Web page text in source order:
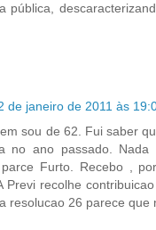
pública,
de janeiro de 2011 às
sou de 62. Fui saber
no ano passado. Nada
Furto. Recebo ,
Previ recolhe
resolucao 26 parece que